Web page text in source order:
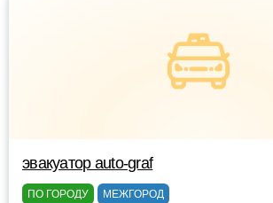
эвакуатор auto-graf
ПО ГОРОДУ МЕЖГОРОД